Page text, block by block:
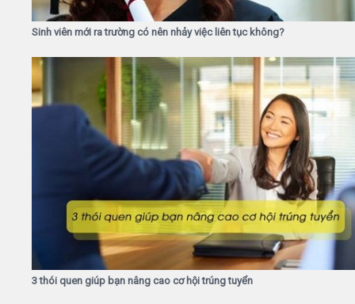
Sinh viên mới ra trường có nên nhảy việc liên tục không?
3 thói quen giúp bạn nâng cao cơ hội trúng tuyển